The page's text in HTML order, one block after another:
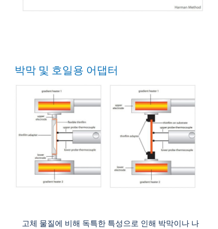
박막 및 호일용 어댑터
고체 물질에 비해 독특한 특성으로 인해 박막이나 나